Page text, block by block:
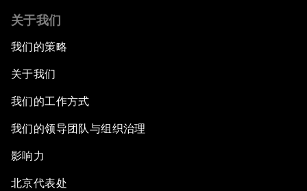
关于我们
我们的策略
关于我们
我们的工作方式
我们的领导团队与组织治理
影响力
北京代表处